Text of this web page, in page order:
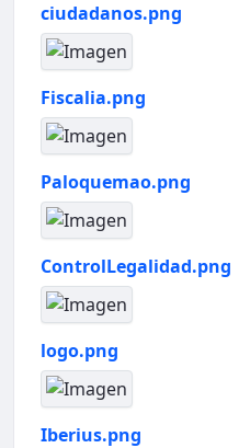
ciudadanos.png
Fiscalia.png
Paloquemao.png
ControlLegalidad.png
logo.png
Iberius.png